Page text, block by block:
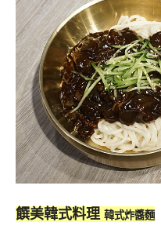
饌美韓式料理 韓式炸醬麵